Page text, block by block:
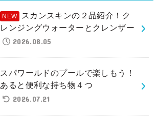
スカンスキンの２品紹介！ク
レンジングウォーターとクレンザー
2026.08.05
スパワールドのプールで楽しもう！
あると便利な持ち物４つ
2026.07.21